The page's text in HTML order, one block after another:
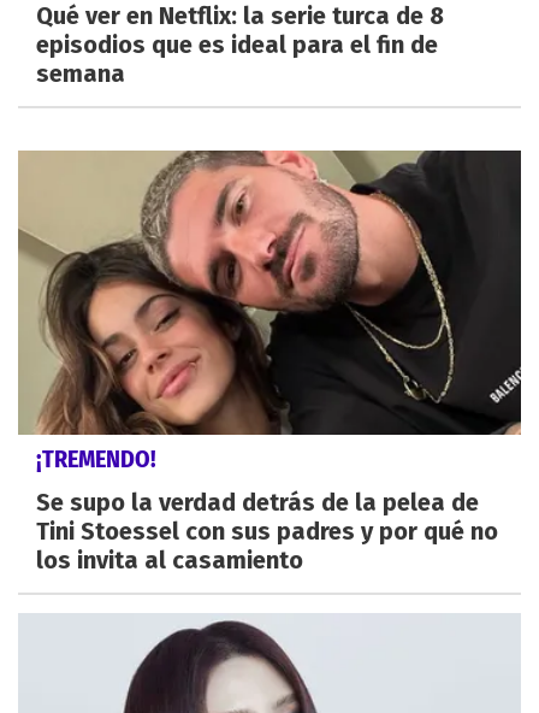
Qué ver en Netflix: la serie turca de 8
episodios que es ideal para el fin de
semana
¡TREMENDO!
Se supo la verdad detrás de la pelea de
Tini Stoessel con sus padres y por qué no
los invita al casamiento